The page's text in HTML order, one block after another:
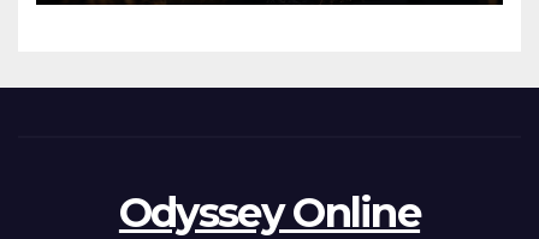
Odyssey Online